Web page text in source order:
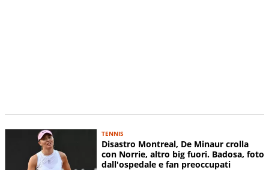
TENNIS
Disastro Montreal, De Minaur crolla
con Norrie, altro big fuori. Badosa, foto
dall'ospedale e fan preoccupati